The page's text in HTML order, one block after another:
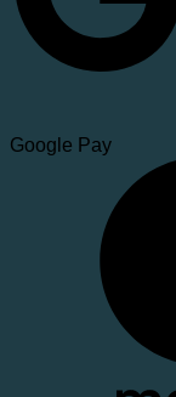
Google Pay